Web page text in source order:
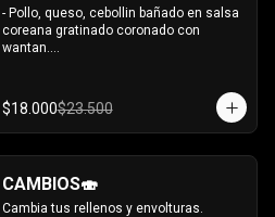
- Pollo, queso, cebollin bañado en salsa
coreana gratinado coronado con
wantan.
wantan.
-kanikama, palta envuelto en sesamo.
-camaron, palta envuelto en palta
bañado en salsa acevichada.
gratinado.
+ 2 arrollado primavera.
$18.000$23.500
CAMBIOS🍣
Cambia tus rellenos y envolturas.